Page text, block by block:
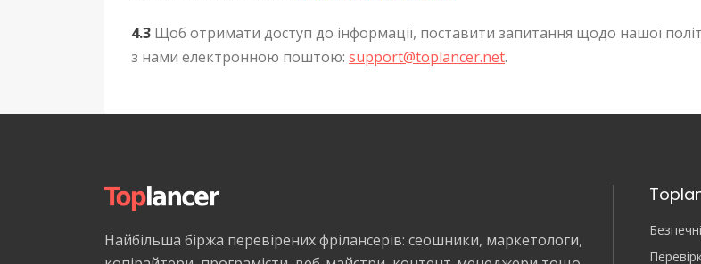
4.3 Щоб отримати доступ до інформації, поставити запитання щодо нашої
з нами електронною поштою: support@toplancer.net.
Найбільша біржа перевірених фрілансерів: сеошники, маркетологи,